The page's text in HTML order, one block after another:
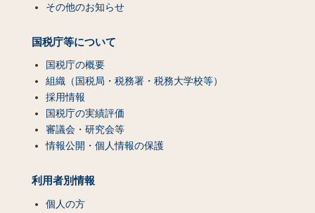
その他のお知らせ
国税庁等について
国税庁の概要
組織（国税局・税務署・税務大学校等）
採用情報
国税庁の実績評価
審議会・研究会等
情報公開・個人情報の保護
利用者別情報
個人の方